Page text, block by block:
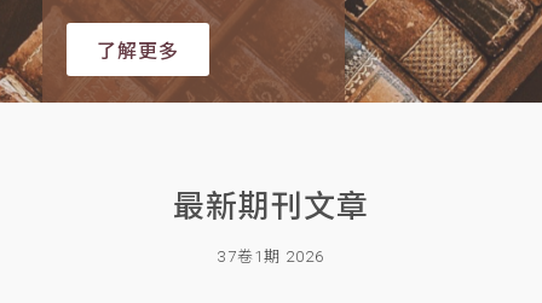
了解更多
最新期刊文章
37卷1期 2026